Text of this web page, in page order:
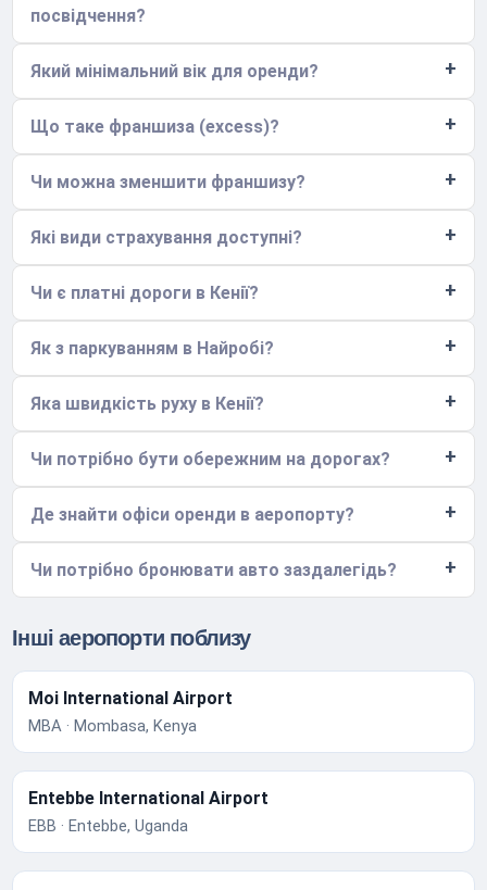
посвідчення?
Який мінімальний вік для оренди?
Що таке франшиза (excess)?
Чи можна зменшити франшизу?
Які види страхування доступні?
Чи є платні дороги в Кенії?
Як з паркуванням в Найробі?
Яка швидкість руху в Кенії?
Чи потрібно бути обережним на дорогах?
Де знайти офіси оренди в аеропорту?
Чи потрібно бронювати авто заздалегідь?
Інші аеропорти поблизу
Moi International Airport
MBA · Mombasa, Kenya
Entebbe International Airport
EBB · Entebbe, Uganda